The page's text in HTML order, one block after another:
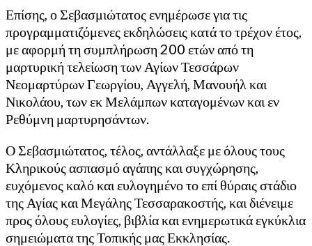
Επίσης, ο Σεβασμιώτατος ενημέρωσε για τις
προγραμματιζόμενες εκδηλώσεις κατά το τρέχον έτος,
με αφορμή τη συμπλήρωση 200 ετών από τη
μαρτυρική τελείωση των Αγίων Τεσσάρων
Νεομαρτύρων Γεωργίου, Αγγελή, Μανουήλ και
Νικολάου, των εκ Μελάμπων καταγομένων και εν
Ρεθύμνη μαρτυρησάντων.
Ο Σεβασμιώτατος, τέλος, αντάλλαξε με όλους τους
Κληρικούς ασπασμό αγάπης και συγχώρησης,
ευχόμενος καλό και ευλογημένο το επί θύραις στάδιο
της Αγίας και Μεγάλης Τεσσαρακοστής, και διένειμε
προς όλους ευλογίες, βιβλία και ενημερωτικά εγκύκλια
σημειώματα της Τοπικής μας Εκκλησίας.